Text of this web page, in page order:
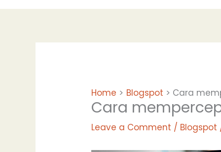
Home Blogspot Cara
Cara
Leave a Comment / Blogspot